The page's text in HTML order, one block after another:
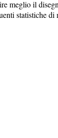
meglio il
statistiche